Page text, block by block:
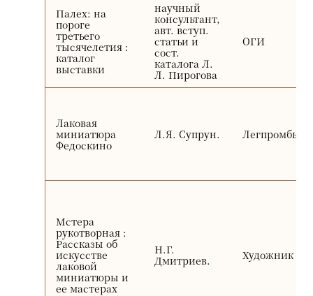
Палех: на
пороге
третьего
тысячелетия :
каталог
выставки
научный
консультант,
авт. вступ.
статьи и
сост.
каталога Л.
Л. Пирогова
ОГИ
Лаковая
миниатюра
Федоскино
Л.Я. Супрун.
Мстера
рукотворная :
Рассказы об
искусстве
лаковой
миниатюры и
ее мастерах
Н.Г.
Дмитриев.
Художник